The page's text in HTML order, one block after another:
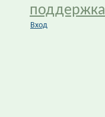
поддержка
Вход